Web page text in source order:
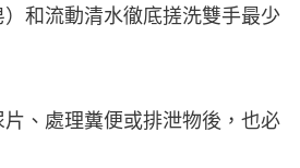
和流動清水徹底搓洗雙手最少
、處理糞便或排泄物後，也必